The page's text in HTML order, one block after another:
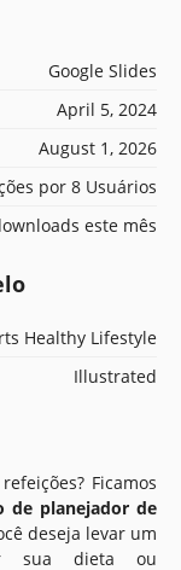
Google Slides
April 5, 2024
August 1, 2026
por 8 Usuários
este mês
Healthy Lifestyle
Illustrated
Ficamos
de planejador de
deseja levar um
sua dieta ou